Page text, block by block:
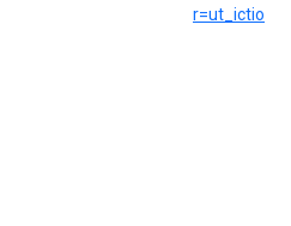
r=ut_ictio